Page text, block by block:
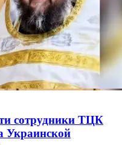
сотрудники ТЦК
Украинской